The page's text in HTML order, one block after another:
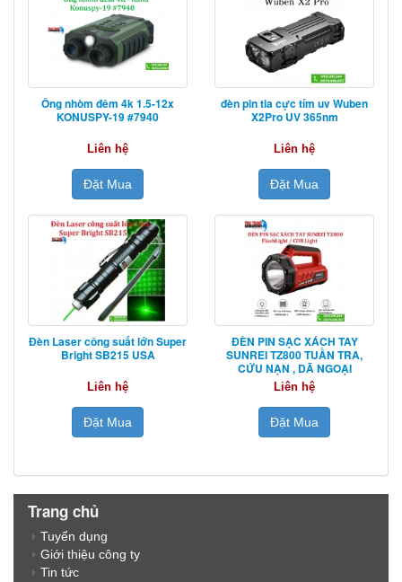
Ống nhòm đêm 4k 1.5-12x
KONUSPY-19 #7940
Liên hệ
Đặt Mua
đèn pin tia cực tím uv Wuben
X2Pro UV 365nm
Liên hệ
Đặt Mua
Đèn Laser công suất lớn Super
Bright SB215 USA
Liên hệ
Đặt Mua
ĐÈN PIN SẠC XÁCH TAY
SUNREI TZ800 TUẦN TRA,
CỨU NẠN , DÃ NGOẠI
Liên hệ
Đặt Mua
Trang chủ
Tuyển dụng
Giới thiệu công ty
Tin tức